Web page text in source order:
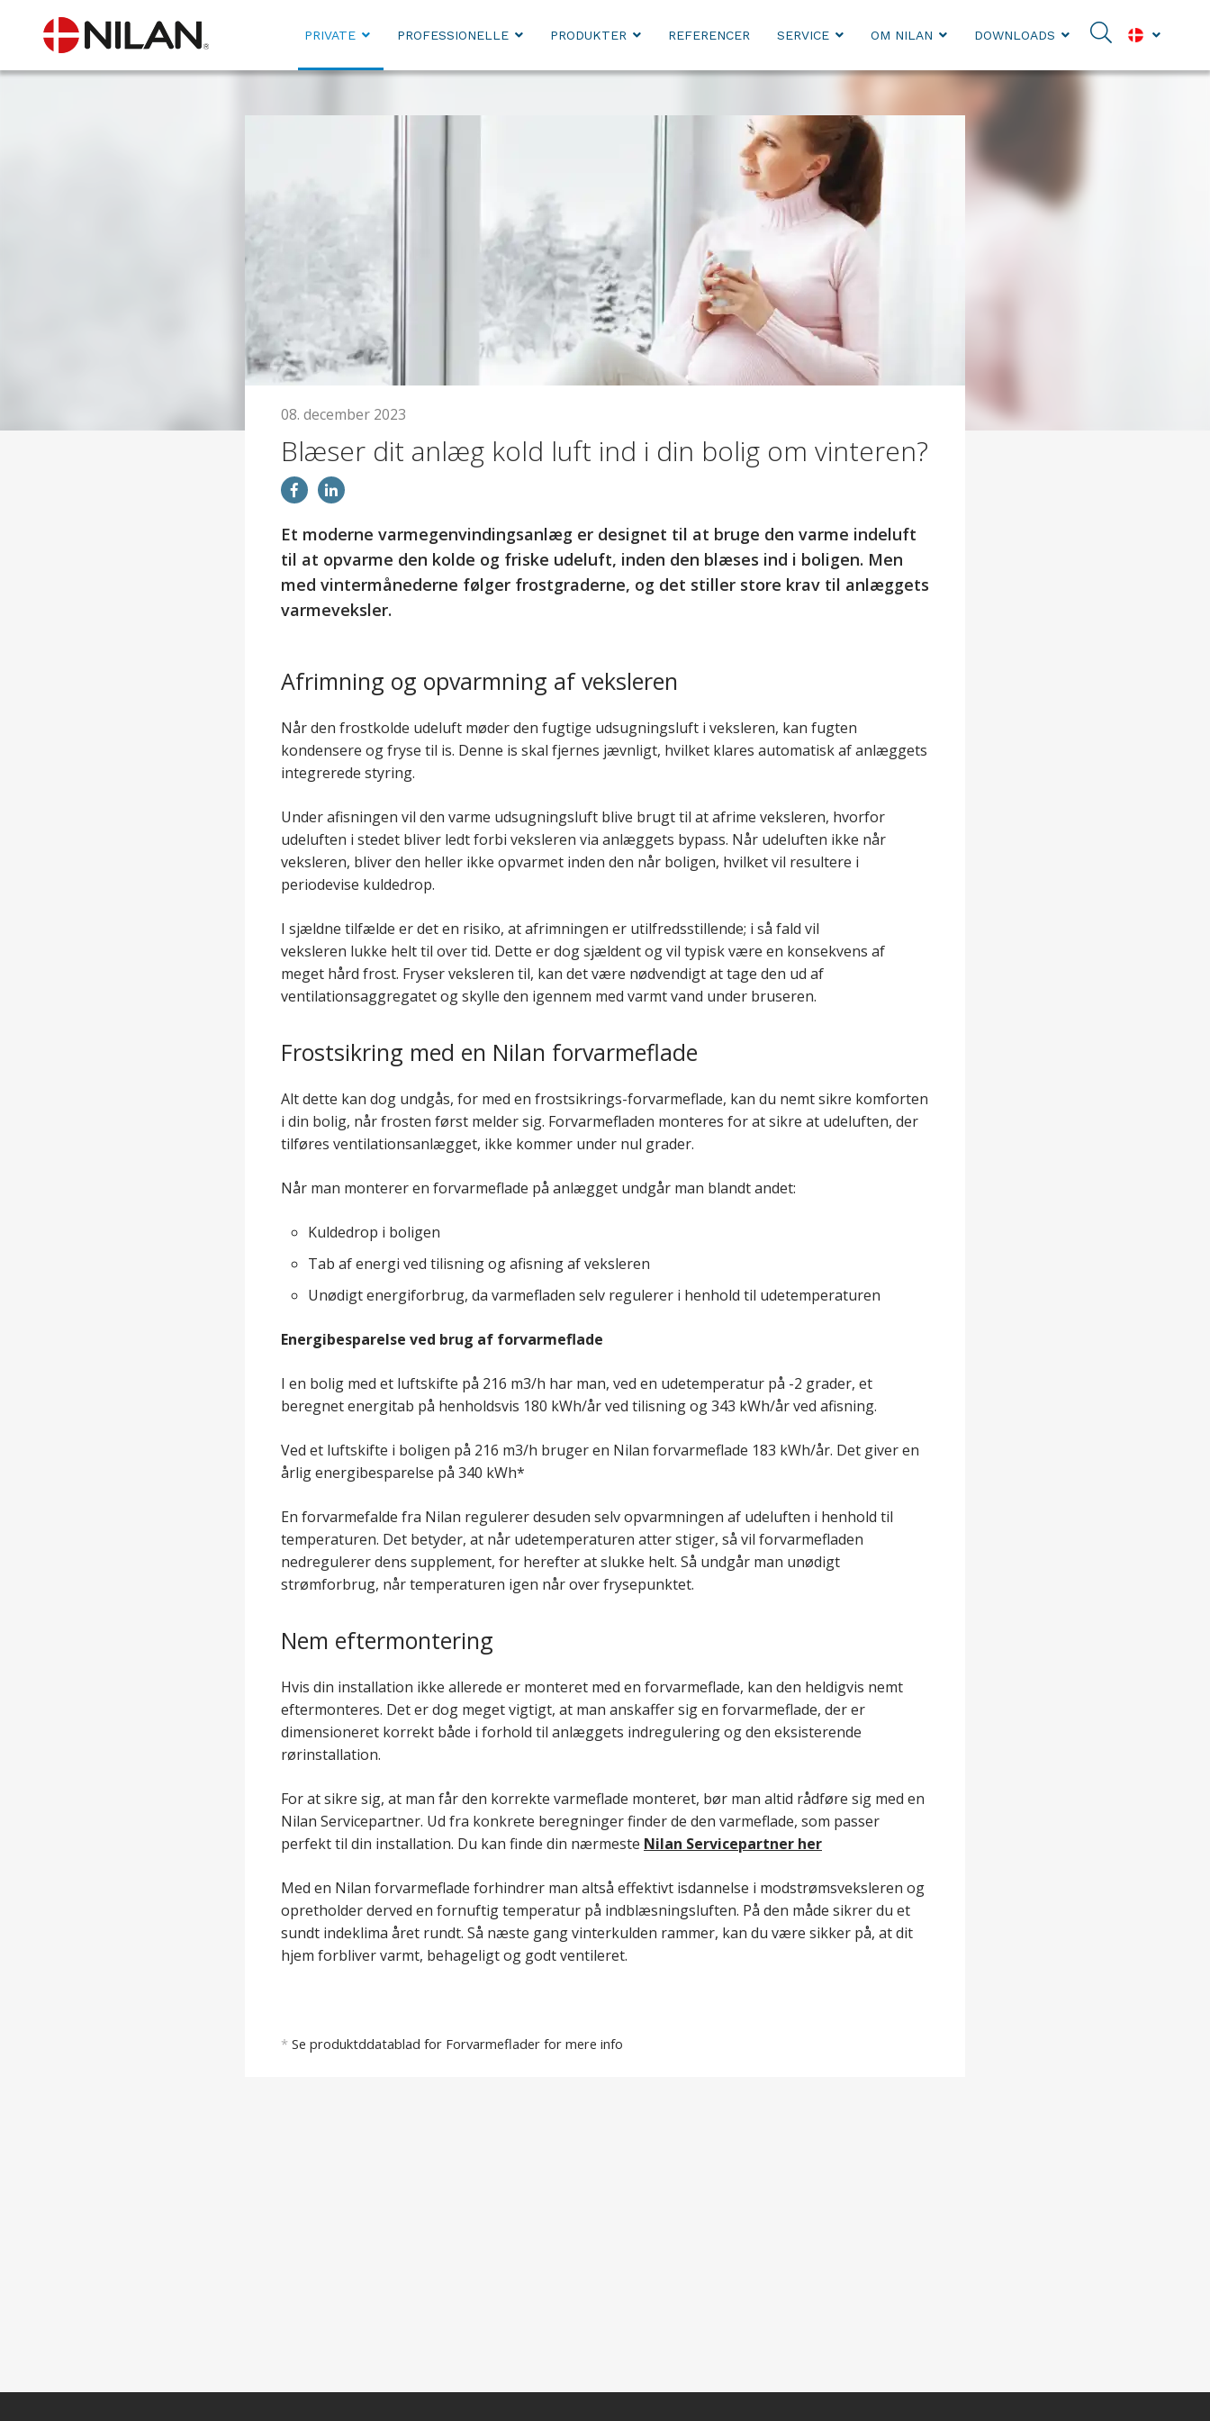
PRIVATE PROFESSIONELLE PRODUKTER REFERENCER SERVICE OM NILAN DOWNLOADS
08. december 2023
Blæser dit anlæg kold luft ind i din bolig om vinteren?
Et moderne varmegenvindingsanlæg er designet til at bruge den varme indeluft
til at opvarme den kolde og friske udeluft, inden den blæses ind i boligen. Men
med vintermånederne følger frostgraderne, og det stiller store krav til anlæggets
varmeveksler.
Afrimning og opvarmning af veksleren
Når den frostkolde udeluft møder den fugtige udsugningsluft i veksleren, kan fugten
kondensere og fryse til is. Denne is skal fjernes jævnligt, hvilket klares automatisk af anlæggets
integrerede styring.
Under afisningen vil den varme udsugningsluft blive brugt til at afrime veksleren, hvorfor
udeluften i stedet bliver ledt forbi veksleren via anlæggets bypass. Når udeluften ikke når
veksleren, bliver den heller ikke opvarmet inden den når boligen, hvilket vil resultere i
periodevise kuldedrop.
I sjældne tilfælde er det en risiko, at afrimningen er utilfredsstillende; i så fald vil
veksleren lukke helt til over tid. Dette er dog sjældent og vil typisk være en konsekvens af
meget hård frost. Fryser veksleren til, kan det være nødvendigt at tage den ud af
ventilationsaggregatet og skylle den igennem med varmt vand under bruseren.
Frostsikring med en Nilan forvarmeflade
Alt dette kan dog undgås, for med en frostsikrings-forvarmeflade, kan du nemt sikre komforten
i din bolig, når frosten først melder sig. Forvarmefladen monteres for at sikre at udeluften, der
tilføres ventilationsanlægget, ikke kommer under nul grader.
Når man monterer en forvarmeflade på anlægget undgår man blandt andet:
Kuldedrop i boligen
Tab af energi ved tilisning og afisning af veksleren
Unødigt energiforbrug, da varmefladen selv regulerer i henhold til udetemperaturen
Energibesparelse ved brug af forvarmeflade
I en bolig med et luftskifte på 216 m3/h har man, ved en udetemperatur på -2 grader, et
beregnet energitab på henholdsvis 180 kWh/år ved tilisning og 343 kWh/år ved afisning.
Ved et luftskifte i boligen på 216 m3/h bruger en Nilan forvarmeflade 183 kWh/år. Det giver en
årlig energibesparelse på 340 kWh*
En forvarmefalde fra Nilan regulerer desuden selv opvarmningen af udeluften i henhold til
temperaturen. Det betyder, at når udetemperaturen atter stiger, så vil forvarmefladen
nedregulerer dens supplement, for herefter at slukke helt. Så undgår man unødigt
strømforbrug, når temperaturen igen når over frysepunktet.
Nem eftermontering
Hvis din installation ikke allerede er monteret med en forvarmeflade, kan den heldigvis nemt
eftermonteres. Det er dog meget vigtigt, at man anskaffer sig en forvarmeflade, der er
dimensioneret korrekt både i forhold til anlæggets indregulering og den eksisterende
rørinstallation.
For at sikre sig, at man får den korrekte varmeflade monteret, bør man altid rådføre sig med en
Nilan Servicepartner. Ud fra konkrete beregninger finder de den varmeflade, som passer
perfekt til din installation. Du kan finde din nærmeste Nilan Servicepartner her
Med en Nilan forvarmeflade forhindrer man altså effektivt isdannelse i modstrømsveksleren og
opretholder derved en fornuftig temperatur på indblæsningsluften. På den måde sikrer du et
sundt indeklima året rundt. Så næste gang vinterkulden rammer, kan du være sikker på, at dit
hjem forbliver varmt, behageligt og godt ventileret.
* Se produktddatablad for Forvarmeflader for mere info